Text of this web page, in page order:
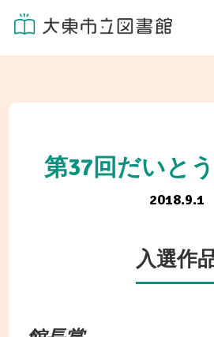
第37回だいと
2018.9.1
入選作